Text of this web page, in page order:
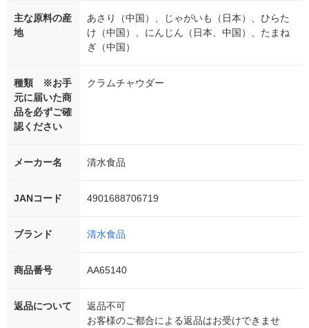
主な原料の産
地
あさり（中国）、じゃがいも（日本）、ひらた
け（中国）、にんじん（日本、中国）、たまね
ぎ（中国）
種類 ※お手
元に届いた商
品を必ずご確
認ください
クラムチャウダー
メーカー名 清水食品
JANコード 4901688706719
ブランド 清水食品
商品番号 AA65140
返品について
返品不可
お客様のご都合による返品はお受けできませ